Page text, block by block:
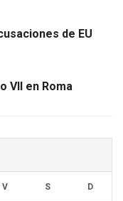
de EU
VII en Roma
V S D